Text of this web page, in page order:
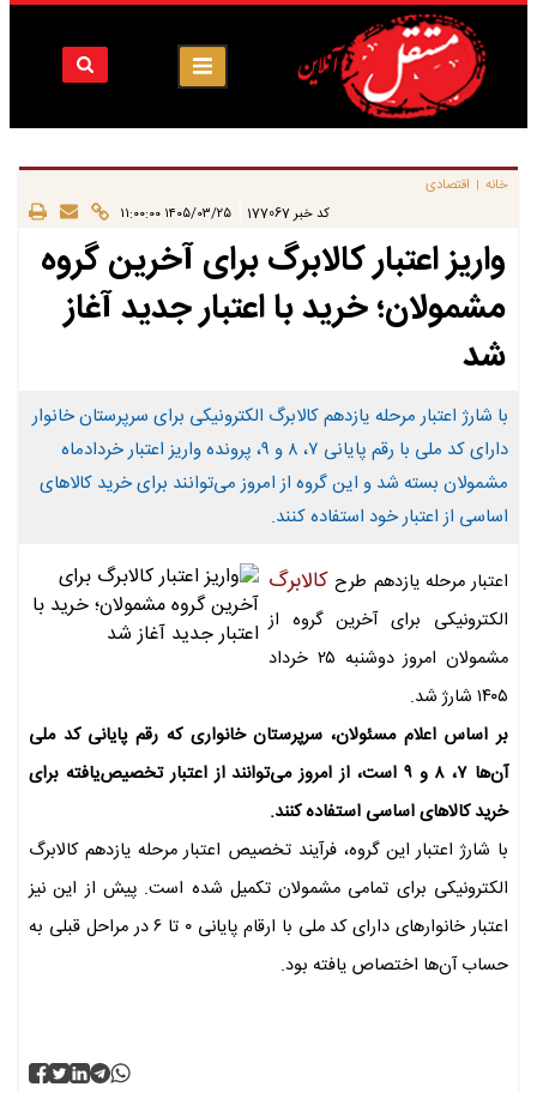
خانه | اقتصادی
کد خبر 177067 ۱۴۰۵/۰۳/۲۵ ۱۱:۰۰:۰۰
واریز اعتبار کالابرگ برای آخرین گروه
مشمولان؛ خرید با اعتبار جدید آغاز
شد
با شارژ اعتبار مرحله یازدهم کالابرگ الکترونیکی برای سرپرستان خانوار
دارای کد ملی با رقم پایانی ۷، ۸ و ۹، پرونده واریز اعتبار خردادماه
مشمولان بسته شد و این گروه از امروز می‌توانند برای خرید کالاهای
اساسی از اعتبار خود استفاده کنند.
اعتبار مرحله یازدهم طرح کالابرگ
الکترونیکی برای آخرین گروه از
مشمولان امروز دوشنبه ۲۵ خرداد
۱۴۰۵ شارژ شد.
بر اساس اعلام مسئولان، سرپرستان خانواری که رقم پایانی کد ملی
آن‌ها ۷، ۸ و ۹ است، از امروز می‌توانند از اعتبار تخصیص‌یافته برای
خرید کالاهای اساسی استفاده کنند.
با شارژ اعتبار این گروه، فرآیند تخصیص اعتبار مرحله یازدهم کالابرگ
الکترونیکی برای تمامی مشمولان تکمیل شده است. پیش از این نیز
اعتبار خانوارهای دارای کد ملی با ارقام پایانی ۰ تا ۶ در مراحل قبلی به
حساب آن‌ها اختصاص یافته بود.